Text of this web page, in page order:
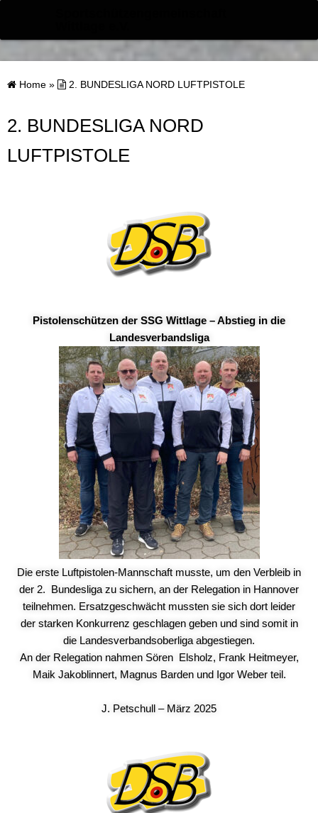
Home » 2. BUNDESLIGA NORD LUFTPISTOLE
2. BUNDESLIGA NORD
LUFTPISTOLE
Pistolenschützen der SSG Wittlage – Abstieg in die
Landesverbandsliga
Die erste Luftpistolen-Mannschaft musste, um den Verbleib in
der 2. Bundesliga zu sichern, an der Relegation in Hannover
teilnehmen. Ersatzgeschwächt mussten sie sich dort leider
der starken Konkurrenz geschlagen geben und sind somit in
die Landesverbandsoberliga abgestiegen.
An der Relegation nahmen Sören Elsholz, Frank Heitmeyer,
Maik Jakoblinnert, Magnus Barden und Igor Weber teil.
J. Petschull – März 2025